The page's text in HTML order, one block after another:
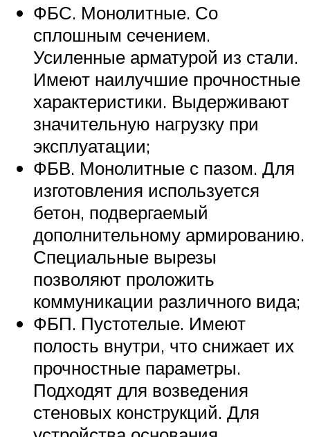
ФБС. Монолитные. Со
сплошным сечением.
Усиленные арматурой из стали.
Имеют наилучшие прочностные
характеристики. Выдерживают
значительную нагрузку при
эксплуатации;
ФБВ. Монолитные с пазом. Для
изготовления используется
бетон, подвергаемый
дополнительному армированию.
Специальные вырезы
позволяют проложить
коммуникации различного вида;
ФБП. Пустотелые. Имеют
полость внутри, что снижает их
прочностные параметры.
Подходят для возведения
стеновых конструкций. Для